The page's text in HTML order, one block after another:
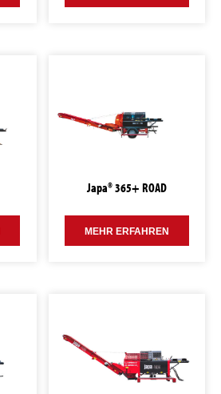
Japa® 365+ ROAD
MEHR ERFAHREN